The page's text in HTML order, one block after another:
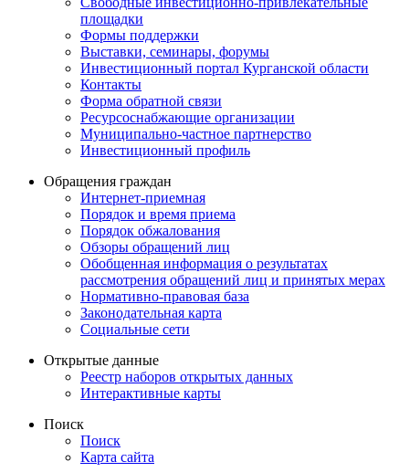
площадки
Формы поддержки
Выставки, семинары, форумы
Инвестиционный портал Курганской области
Контакты
Форма обратной связи
Ресурсоснабжающие организации
Муниципально-частное партнерство
Инвестиционный профиль
Обращения граждан
Интернет-приемная
Порядок и время приема
Порядок обжалования
Обзоры обращений лиц
Обобщенная информация о результатах
рассмотрения обращений лиц и принятых мерах
Нормативно-правовая база
Законодательная карта
Социальные сети
Открытые данные
Реестр наборов открытых данных
Интерактивные карты
Поиск
Поиск
Карта сайта